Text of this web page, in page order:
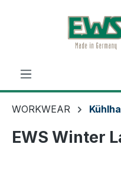
Zum Hauptinhalt
WORKWEAR
EWS Winter